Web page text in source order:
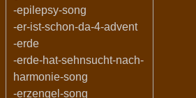
-epilepsy-song
-er-ist-schon-da-4-advent
-erde
-erde-hat-sehnsucht-nach-
harmonie-song
-erzengel-song